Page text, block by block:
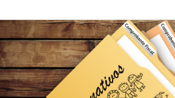
Saltar
al
contenido
Comunidad
ODESSA